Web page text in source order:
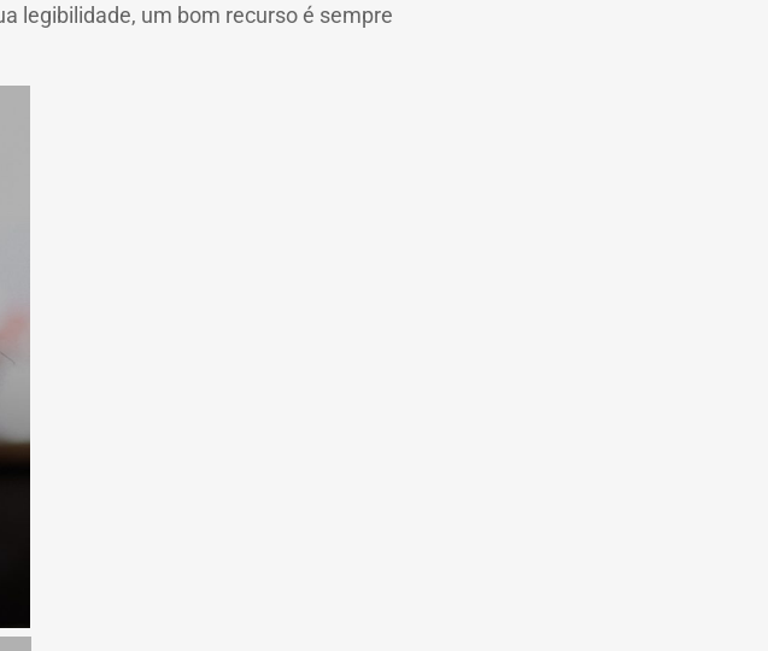
legibilidade, um bom recurso é sempre